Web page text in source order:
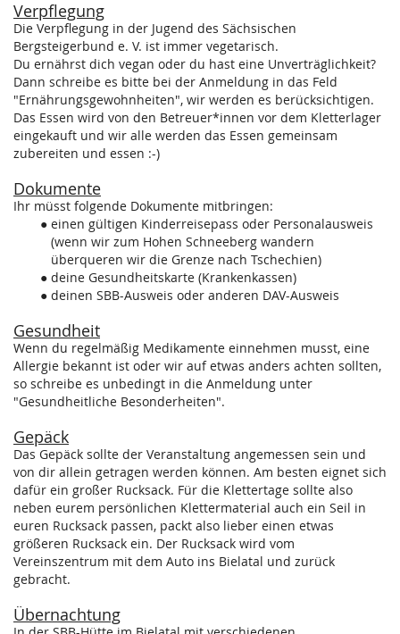
Verpflegung
Die Verpflegung in der Jugend des Sächsischen
Bergsteigerbund e. V. ist immer vegetarisch.
Du ernährst dich vegan oder du hast eine Unverträglichkeit?
Dann schreibe es bitte bei der Anmeldung in das Feld
"Ernährungsgewohnheiten", wir werden es berücksichtigen.
Das Essen wird von den Betreuer*innen vor dem Kletterlager
eingekauft und wir alle werden das Essen gemeinsam
zubereiten und essen :-)
Dokumente
Ihr müsst folgende Dokumente mitbringen:
einen gültigen Kinderreisepass oder Personalausweis
(wenn wir zum Hohen Schneeberg wandern
überqueren wir die Grenze nach Tschechien)
deine Gesundheitskarte (Krankenkassen)
deinen SBB-Ausweis oder anderen DAV-Ausweis
Gesundheit
Wenn du regelmäßig Medikamente einnehmen musst, eine
Allergie bekannt ist oder wir auf etwas anders achten sollten,
so schreibe es unbedingt in die Anmeldung unter
"Gesundheitliche Besonderheiten".
Gepäck
Das Gepäck sollte der Veranstaltung angemessen sein und
von dir allein getragen werden können. Am besten eignet sich
dafür ein großer Rucksack. Für die Klettertage sollte also
neben eurem persönlichen Klettermaterial auch ein Seil in
euren Rucksack passen, packt also lieber einen etwas
größeren Rucksack ein. Der Rucksack wird vom
Vereinszentrum mit dem Auto ins Bielatal und zurück
gebracht.
Übernachtung